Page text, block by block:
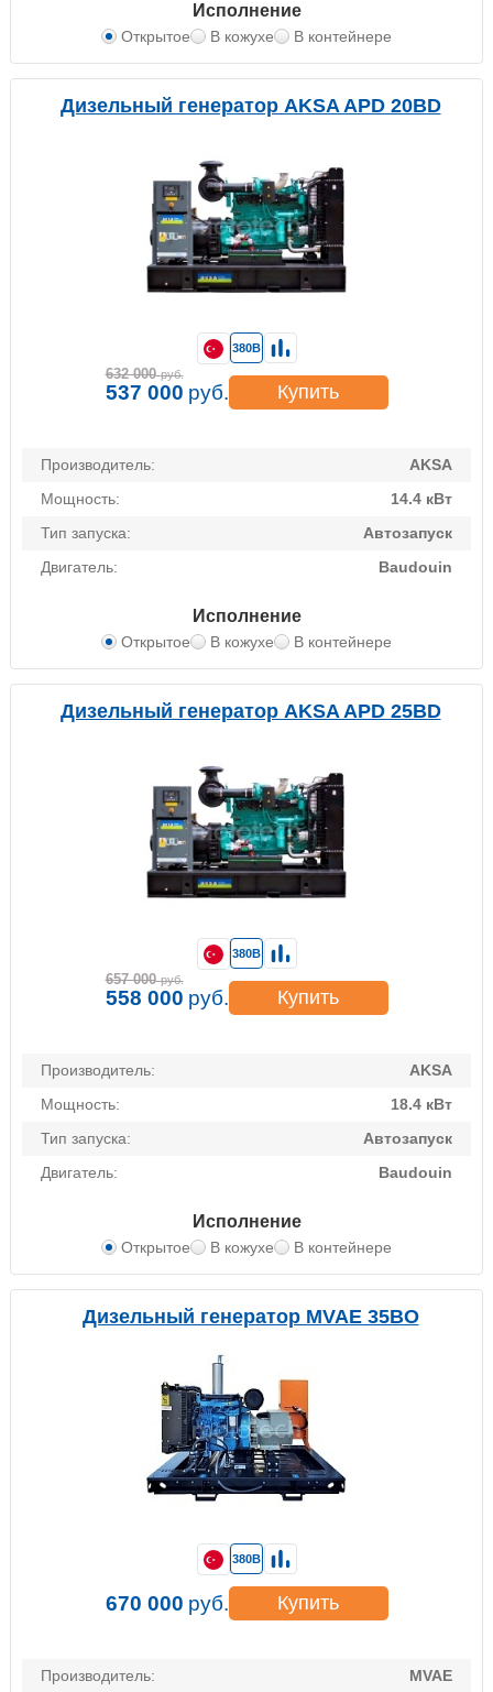
Исполнение
Открытое В кожухе В контейнере
Дизельный генератор AKSA APD 20BD
Производитель:
AKSA
Мощность:
14.4 кВт
Тип запуска:
Автозапуск
Двигатель:
Baudouin
Исполнение
Открытое В кожухе В контейнере
380В
632 000 руб.
537 000 руб. Купить
Дизельный генератор AKSA APD 25BD
Производитель:
AKSA
Мощность:
18.4 кВт
Тип запуска:
Автозапуск
Двигатель:
Baudouin
Исполнение
Открытое В кожухе В контейнере
380В
657 000 руб.
558 000 руб. Купить
Дизельный генератор MVAE 35BO
Производитель: MVAE
380В
670 000 руб. Купить